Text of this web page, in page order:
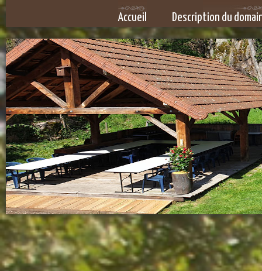
Accueil Description du